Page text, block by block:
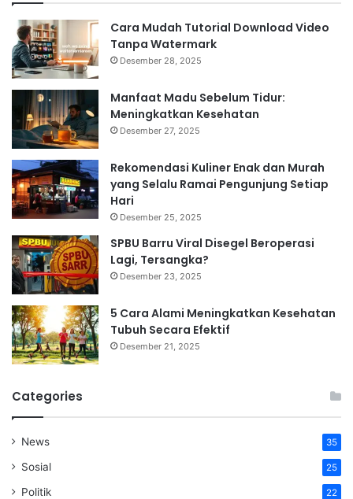
Cara Mudah Tutorial Download Video
Tanpa Watermark
Desember 28, 2025
Manfaat Madu Sebelum Tidur:
Meningkatkan Kesehatan
Desember 27, 2025
Rekomendasi Kuliner Enak dan Murah
yang Selalu Ramai Pengunjung Setiap
Hari
Desember 25, 2025
SPBU Barru Viral Disegel Beroperasi
Lagi, Tersangka?
Desember 23, 2025
5 Cara Alami Meningkatkan Kesehatan
Tubuh Secara Efektif
Desember 21, 2025
Categories
News 35
Sosial 25
Politik 22